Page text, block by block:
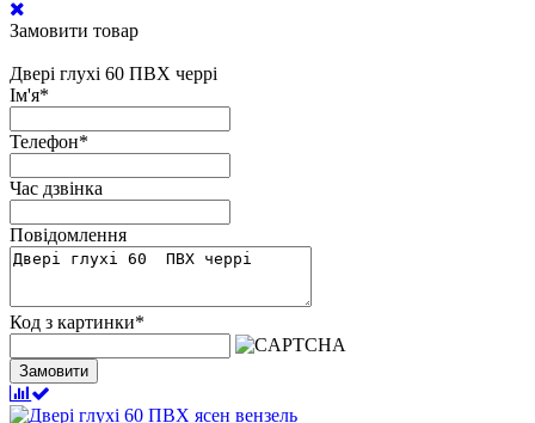
Замовити товар
Двері глухі 60 ПВХ черрі
Ім'я*
Телефон*
Час дзвінка
Повідомлення
Код з картинки*
Замовити